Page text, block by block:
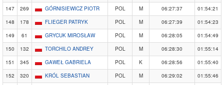
147 269 GÓRNISIEWICZ PIOTR POL M 06:27:37
01:54:21
148
178 FLIEGER PATRYK POL M 06:27:39
01:54:23
149
61 GRYCUK MIROSŁAW POL M 06:28:05
01:54:49
150
132 TORCHILO ANDREY POL M 06:28:30
01:55:14
151
345 GAWEŁ GABRIELA POL K 06:28:56
01:55:40
152
320 KRÓL SEBASTIAN POL M 06:29:02
01:55:46